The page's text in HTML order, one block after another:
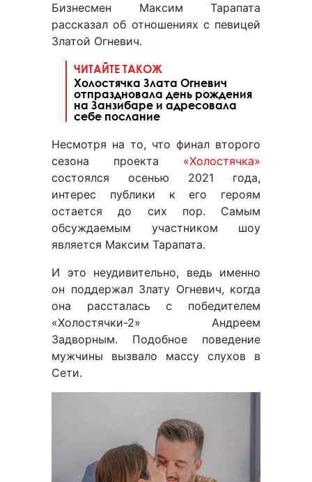
Бизнесмен Максим Тарапата
рассказал об отношениях с певицей
Златой Огневич.
ЧИТАЙТЕ ТАКОЖ
Холостячка Злата Огневич
отпраздновала день рождения
на Занзибаре и адресовала
себе послание
Несмотря на то, что финал второго
сезона проекта «Холостячка»
состоялся осенью 2021 года,
интерес публики к его героям
остается до сих пор. Самым
обсуждаемым участником шоу
является Максим Тарапата.
И это неудивительно, ведь именно
он поддержал Злату Огневич, когда
она рассталась с победителем
«Холостячки-2» Андреем
Задворным. Подобное поведение
мужчины вызвало массу слухов в
Сети.